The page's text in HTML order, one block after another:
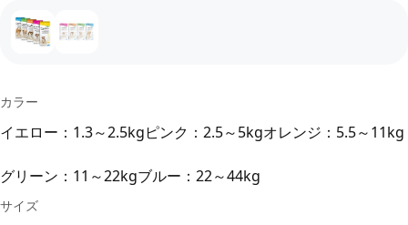
カラー
イエロー：1.3～2.5kgピンク：2.5～5kgオレンジ：5.5～11kg
グリーン：11～22kgブルー：22～44kg
サイズ